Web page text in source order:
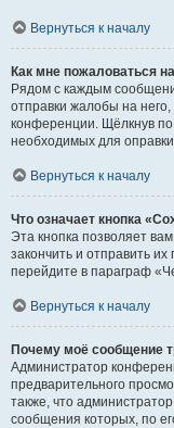
Вернуться к началу
Как мне пожаловаться
Рядом с каждым
отправки жалобы на
конференции. Щёлкнув по
необходимых для
Вернуться к началу
Что означает кнопка
Эта кнопка позволяет
закончить и отправить
перейдите в параграф
Вернуться к началу
Почему моё сообщение
Администратор
предварительного
также, что
сообщения которых, по